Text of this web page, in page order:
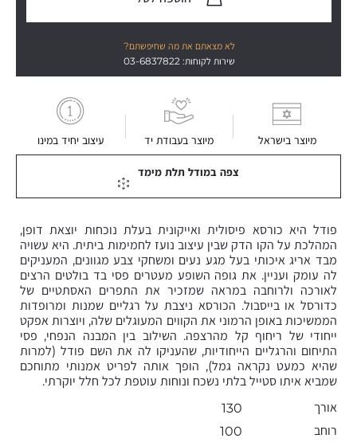
מיוצר בישראל מיוצר בעבודת יד עיצוב יחיד במינו
לא מצאתם את מה שחיפשתם?
שירות לקוחות: 03-6837822
צפה במודל תלת מימד
פודל היא כורסא פיסולית ואייקונית בעלת נוכחות יוצאת דופן,
המהלכת על הקו הדק שבין עיצוב נועז לחמימות ביתית. היא עשויה
מבד אריג איכותי בעל מגע נעים ומשחקי צבע מגוונים, המעניקים
לה עומק ועניין. את גופה השופע מעטרים פסי בד בולטים הרצים
לאורכה ולרוחבה במראה שמזכיר את התפרים האסתטיים של
כדורסל או בייסבול. הכורסא ניצבת על רגליים שמנות ומרופדות
הממשיכות באופן הרמוני את הקווים המעוגלים שלה, ויוצרות אפקט
ייחודי של ריחוף קל מהרצפה. השילוב בין המבנה הנפחי, פסי
התיחום והרגליים הייחודיות, שהעניקו לה את השם פודל (למרות
שהיא כמעט נקראה גמל), הופך אותה לפריט אמנותי מתוחכם
שמביא איתו סטייל בלתי נשכח ונוחות עוטפת לכל חלל יוקרתי.
אורך
130
רוחב
100